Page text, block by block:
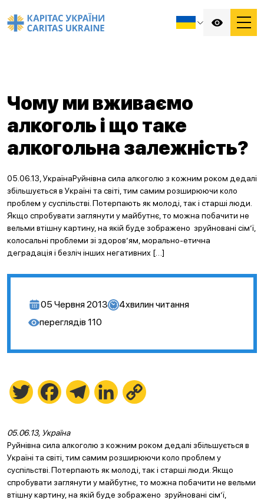
Чому ми вживаємо
алкоголь і що таке
алкогольна залежність?
05.06.13, УкраїнаРуйнівна сила алкоголю з кожним роком дедалі
збільшується в Україні та світі, тим самим розширюючи коло
проблем у суспільстві. Потерпають як молоді, так і старші люди.
Якщо спробувати заглянути у майбутнє, то можна побачити не
вельми втішну картину, на якій буде зображено зруйновані сім’ї,
колосальні проблеми зі здоров’ям, морально-етична
деградація і безліч інших негативних […]
05 Червня 2013 4хвилин читання
переглядів 110
Twitter FacebookTelegramLinkedIn
05.06.13, Україна
Руйнівна сила алкоголю з кожним роком дедалі збільшується в
Україні та світі, тим самим розширюючи коло проблем у
суспільстві. Потерпають як молоді, так і старші люди. Якщо
спробувати заглянути у майбутнє, то можна побачити не вельми
втішну картину, на якій буде зображено зруйновані сім’ї,